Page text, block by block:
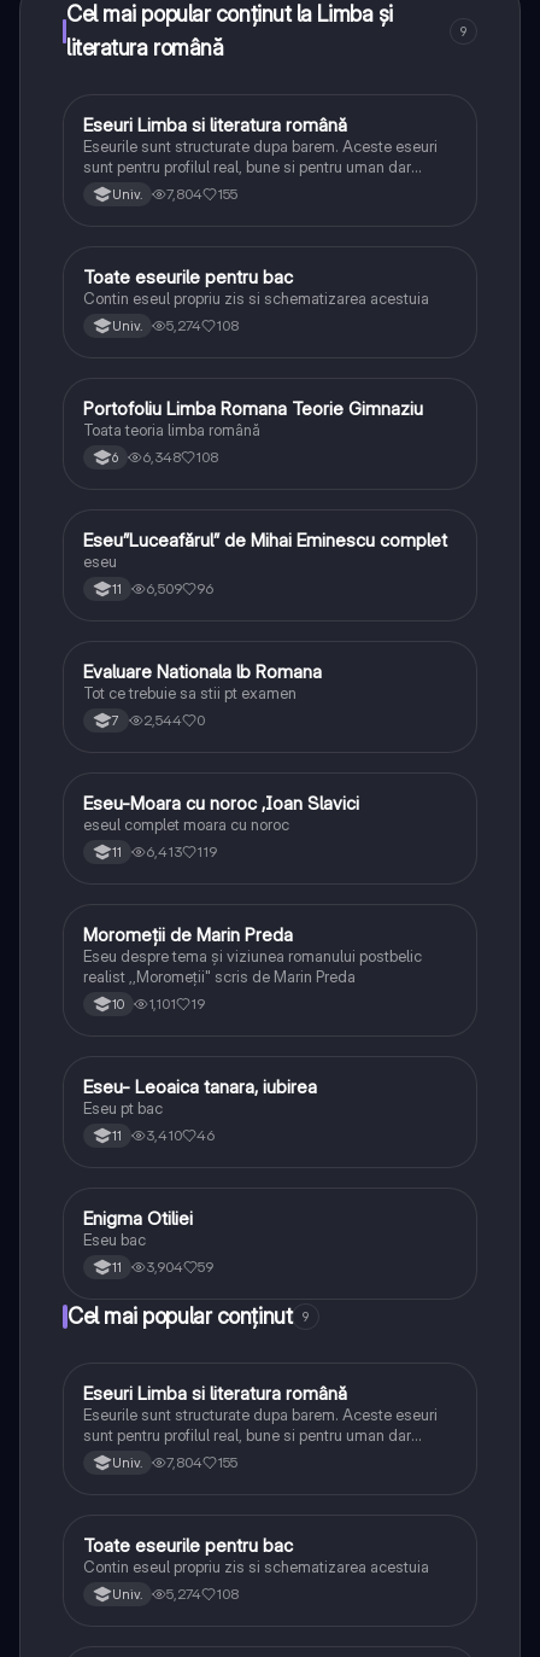
Cel mai popular conținut la Limba și
literatura română
9
Limba și literatura română
Eseuri Limba si literatura română
Eseurile sunt structurate dupa barem. Aceste eseuri
sunt pentru profilul real, bune si pentru uman dar
lipsesc relatiile dintre personaje si caracrerizarile.
Univ. 7,804 155
Limba și literatura română
Toate eseurile pentru bac
Contin eseul propriu zis si schematizarea acestuia
Univ. 5,274 108
Limba și literatura română
Portofoliu Limba Romana Teorie Gimnaziu
Toata teoria limba română
6 6,348 108
Limba și literatura română
Eseu”Luceafărul” de Mihai Eminescu complet
eseu
11 6,509 96
Limba și literatura română
Evaluare Nationala lb Romana
Tot ce trebuie sa stii pt examen
7 2,544 0
Limba și literatura română
Eseu-Moara cu noroc ,Ioan Slavici
eseul complet moara cu noroc
11 6,413 119
Limba și literatura română
Moromeții de Marin Preda
Eseu despre tema și viziunea romanului postbelic
realist ,,Moromeții" scris de Marin Preda
10 1,101 19
Limba și literatura română
Eseu- Leoaica tanara, iubirea
Eseu pt bac
11 3,410 46
Limba și literatura română
Enigma Otiliei
Eseu bac
11 3,904 59
Cel mai popular conținut 9
Limba și literatura română
Eseuri Limba si literatura română
Eseurile sunt structurate dupa barem. Aceste eseuri
sunt pentru profilul real, bune si pentru uman dar
lipsesc relatiile dintre personaje si caracrerizarile.
Univ. 7,804 155
Limba și literatura română
Toate eseurile pentru bac
Contin eseul propriu zis si schematizarea acestuia
Univ. 5,274 108